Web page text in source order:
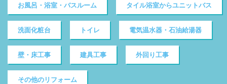
お風呂・浴室・バスルーム タイル浴室からユニットバス
洗面化粧台 トイレ 電気温水器・石油給湯器
壁・床工事 建具工事 外回り工事
その他のリフォーム